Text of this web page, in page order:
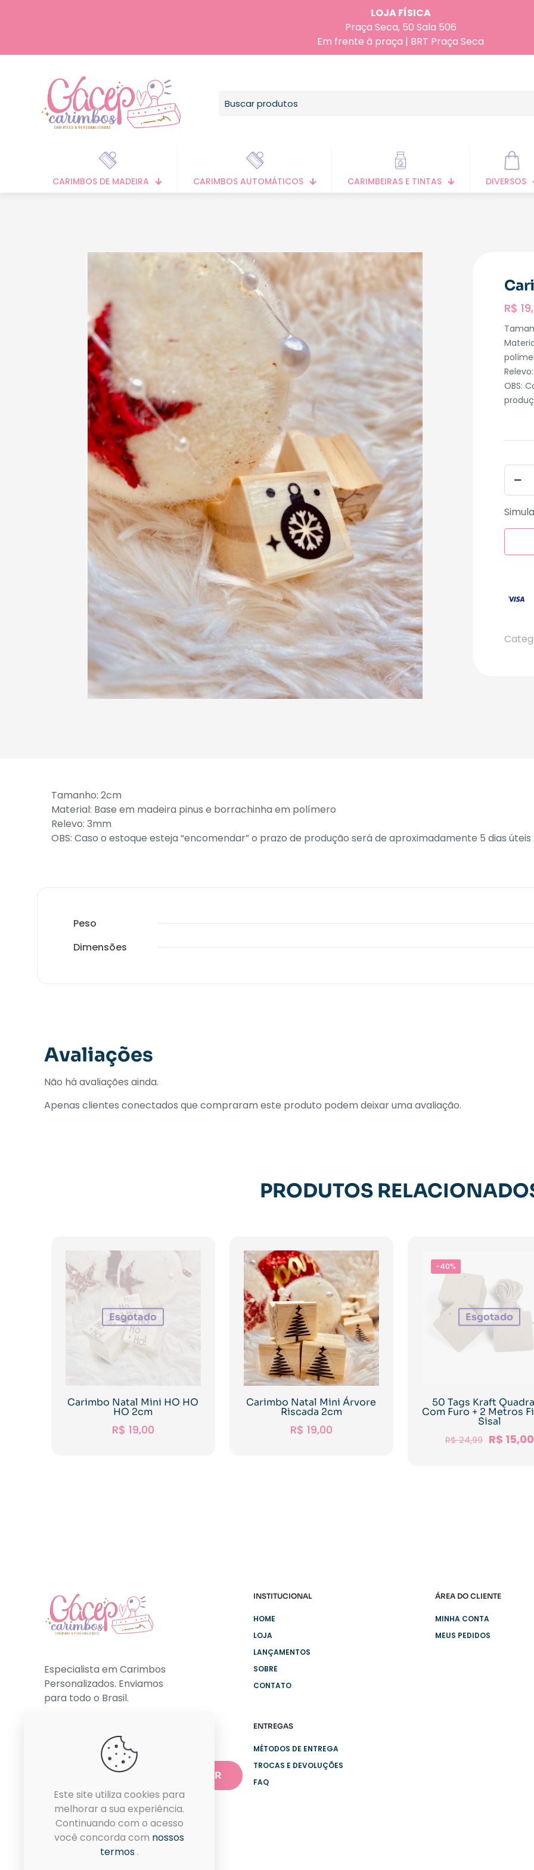
LOJA FÍSICA
Praça Seca, 50 Sala 506
Em frente à praça | BRT Praça Seca
CARIMBOS DE MADEIRA CARIMBOS AUTOMÁTICOS CARIMBEIRAS E TINTAS DIVERSOS
R$
OBS:
Tamanho: 2cm
Material: Base em madeira pinus e borrachinha em polímero
Relevo: 3mm
OBS: Caso o estoque esteja “encomendar” o prazo de produção será de aproximadamente 5 dias úteis
Peso
Dimensões
Avaliações
Não há avaliações ainda.
Apenas clientes conectados que compraram este produto podem deixar uma avaliação.
PRODUTOS
Esgotado
Carimbo Natal Mini HO HO
HO 2cm
R$ 19,00
Carimbo Natal Mini Árvore
Riscada 2cm
R$ 19,00
-40%
Esgotado
50 Tags Kraft
Com Furo + 2 Metros
Sisal
R$24,99 R$ 15,00
Especialista em Carimbos
Personalizados. Enviamos
para todo o Brasil.
INSTITUCIONAL
HOME
LOJA
LANÇAMENTOS
SOBRE
CONTATO
ENTREGAS
MÉTODOS DE ENTREGA
TROCAS E DEVOLUÇÕES
FAQ
ÁREA DO CLIENTE
MINHA CONTA
MEUS PEDIDOS
Este site utiliza cookies para
melhorar a sua experiência.
Continuando com o acesso
você concorda com nossos
termos .